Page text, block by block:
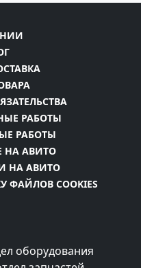
РАБОТЫ
РАБОТЫ
НА АВИТО
НА АВИТО
ФАЙЛОВ COOKIES
оборудования